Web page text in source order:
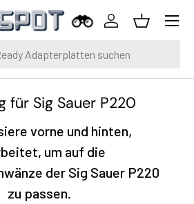
Einloggen
Korb
Menü
für Sig Sauer P220
vorne und hinten,
um auf die
der Sig Sauer P220
zu passen.